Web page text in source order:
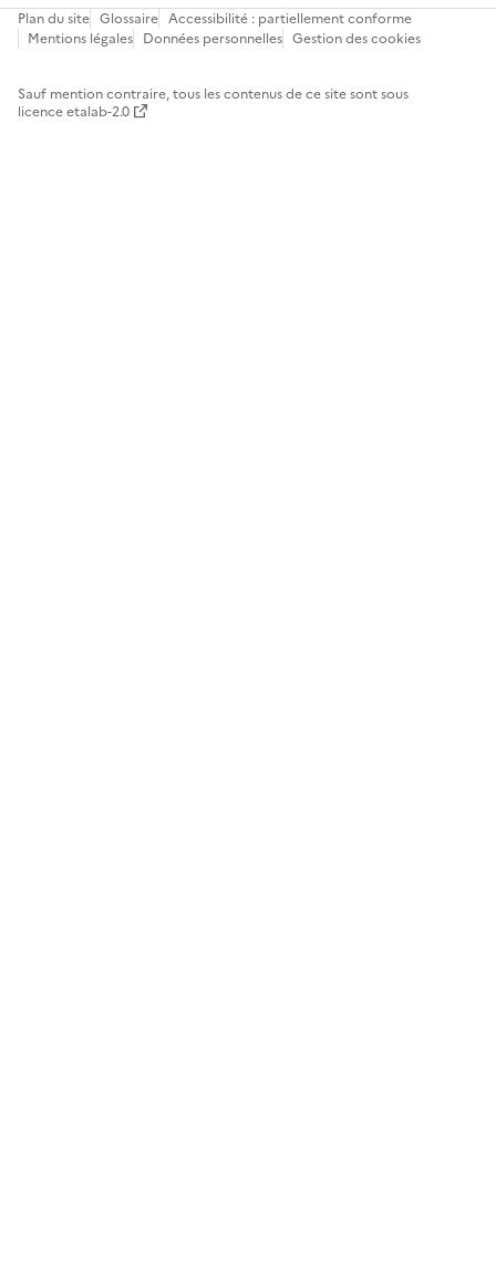
Plan du site Glossaire Accessibilité : partiellement conforme
Mentions légales Données personnelles Gestion des cookies
Sauf mention contraire, tous les contenus de ce site sont sous
licence etalab-2.0